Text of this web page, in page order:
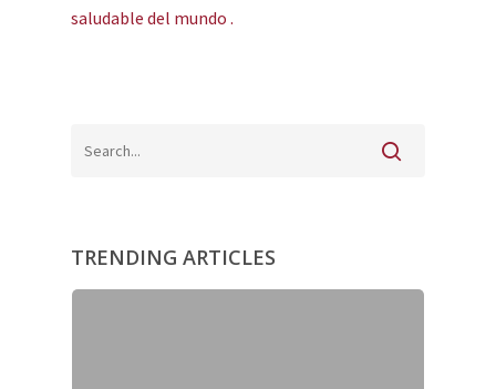
saludable del mundo .
TRENDING ARTICLES